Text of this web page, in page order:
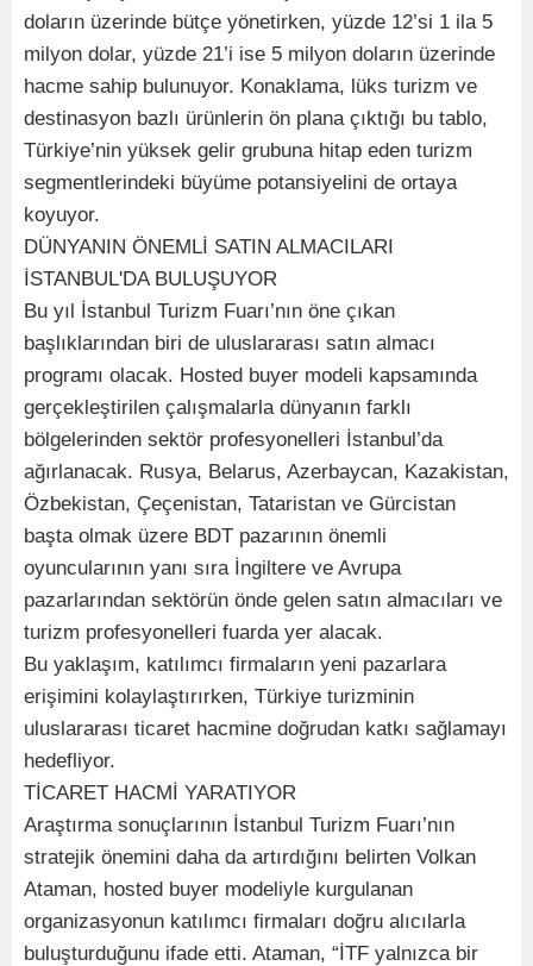
doların üzerinde bütçe yönetirken, yüzde 12’si 1 ila 5
milyon dolar, yüzde 21’i ise 5 milyon doların üzerinde
hacme sahip bulunuyor. Konaklama, lüks turizm ve
destinasyon bazlı ürünlerin ön plana çıktığı bu tablo,
Türkiye’nin yüksek gelir grubuna hitap eden turizm
segmentlerindeki büyüme potansiyelini de ortaya
koyuyor.
DÜNYANIN ÖNEMLİ SATIN ALMACILARI
İSTANBUL'DA BULUŞUYOR
Bu yıl İstanbul Turizm Fuarı’nın öne çıkan
başlıklarından biri de uluslararası satın almacı
programı olacak. Hosted buyer modeli kapsamında
gerçekleştirilen çalışmalarla dünyanın farklı
bölgelerinden sektör profesyonelleri İstanbul’da
ağırlanacak. Rusya, Belarus, Azerbaycan, Kazakistan,
Özbekistan, Çeçenistan, Tataristan ve Gürcistan
başta olmak üzere BDT pazarının önemli
oyuncularının yanı sıra İngiltere ve Avrupa
pazarlarından sektörün önde gelen satın almacıları ve
turizm profesyonelleri fuarda yer alacak.
Bu yaklaşım, katılımcı firmaların yeni pazarlara
erişimini kolaylaştırırken, Türkiye turizminin
uluslararası ticaret hacmine doğrudan katkı sağlamayı
hedefliyor.
TİCARET HACMİ YARATIYOR
Araştırma sonuçlarının İstanbul Turizm Fuarı’nın
stratejik önemini daha da artırdığını belirten Volkan
Ataman, hosted buyer modeliyle kurgulanan
organizasyonun katılımcı firmaları doğru alıcılarla
buluşturduğunu ifade etti. Ataman, “İTF yalnızca bir